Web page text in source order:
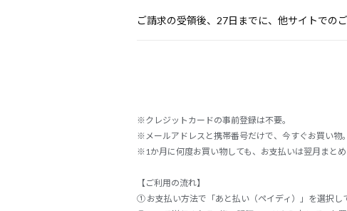
ご請求の受領後、27日までに、他サイトでの
※クレジットカードの事前登録は不要。
※メールアドレスと携帯番号だけで、今すぐお買い物。
※1か月に何度お買い物しても、お支払いは翌月まとめ
【ご利用の流れ】
① お支払い方法で「あと払い（ペイディ）」を選択し